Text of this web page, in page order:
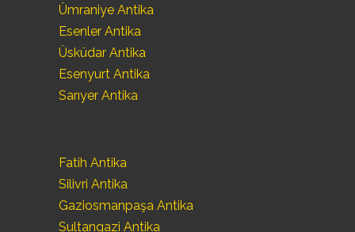
Ümraniye Antika
Esenler Antika
Üsküdar Antika
Esenyurt Antika
Sarıyer Antika
Fatih Antika
Silivri Antika
Gaziosmanpaşa Antika
Sultangazi Antika